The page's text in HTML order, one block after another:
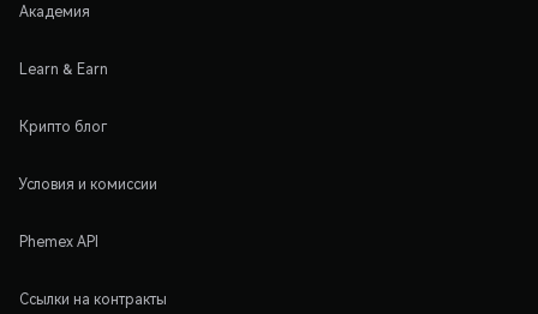
Академия
Learn & Earn
Крипто блог
Условия и комиссии
Phemex API
Ссылки на контракты